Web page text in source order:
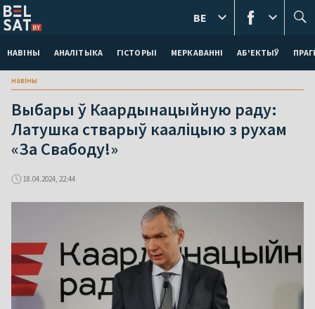
НАВІНЫ АНАЛІТЫКА ГІСТОРЫІ МЕРКАВАННI АБ'ЕКТЫЎ
BE
навіны
Выбары ў Каардынацыйную раду:
Латушка стварыў кааліцыю з рухам
«За Свабоду!»
18.04.2024, 22:44